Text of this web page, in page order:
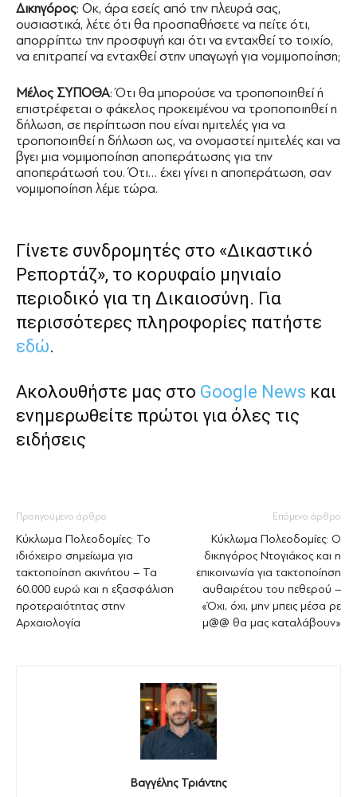
Δικηγόρος: Οκ, άρα εσείς από την πλευρά σας,
ουσιαστικά, λέτε ότι θα προσπαθήσετε να πείτε ότι,
απορρίπτω την προσφυγή και ότι να ενταχθεί το τοιχίο,
να επιτραπεί να ενταχθεί στην υπαγωγή για νομιμοποίηση;
Μέλος ΣΥΠΟΘΑ: Ότι θα μπορούσε να τροποποιηθεί ή
επιστρέφεται ο φάκελος προκειμένου να τροποποιηθεί η
δήλωση, σε περίπτωση που είναι ημιτελές για να
τροποποιηθεί η δήλωση ως, να ονομαστεί ημιτελές και να
βγει μια νομιμοποίηση αποπεράτωσης για την
αποπεράτωσή του. Ότι… έχει γίνει η αποπεράτωση, σαν
νομιμοποίηση λέμε τώρα.
Γίνετε συνδρομητές στο «Δικαστικό
Ρεπορτάζ», το κορυφαίο μηνιαίο
περιοδικό για τη Δικαιοσύνη. Για
περισσότερες πληροφορίες πατήστε
εδώ.
Ακολουθήστε μας στο Google News και
ενημερωθείτε πρώτοι για όλες τις
ειδήσεις
Προηγούμενο άρθρο
Κύκλωμα Πολεοδομίες: Το
ιδιόχειρο σημείωμα για
τακτοποίηση ακινήτου – Τα
60.000 ευρώ και η εξασφάλιση
προτεραιότητας στην
Αρχαιολογία
Επόμενο άρθρο
Κύκλωμα Πολεοδομίες: Ο
δικηγόρος Ντογιάκος και η
επικοινωνία για τακτοποίηση
αυθαιρέτου του πεθερού –
«Όχι, όχι, μην μπεις μέσα ρε
μ@@ θα μας καταλάβουν»
Βαγγέλης Τριάντης